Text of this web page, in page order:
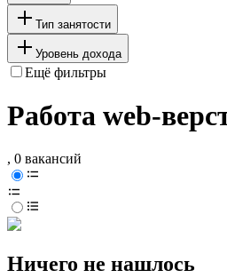
Тип занятости
Уровень дохода
Ещё фильтры
Работа web-
, 0 вакансий
Ничего не нашлось